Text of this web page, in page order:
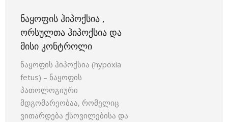
ᲜᲐᲧᲝᲤᲘᲡ ᲰᲘᲞᲝᲥᲡᲘᲐ ,
ᲝᲠᲡᲣᲚᲗᲐ ᲰᲘᲞᲝᲥᲡᲘᲐ ᲓᲐ
ᲛᲘᲡᲘ ᲙᲝᲜᲢᲠᲝᲚᲘ
ნაყოფის ჰიპოქსია (hypoxia
fetus) – ნაყოფის
პათოლოგიური
მდგომარეობაა, რომელიც
ვითარდება ქსოვილებისა და